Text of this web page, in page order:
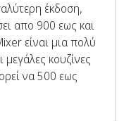
έκδοση,
απο 900 εως και
είναι μια πολύ
κουζίνες
να 500 εως